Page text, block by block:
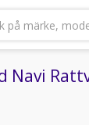
på märke,
Navi